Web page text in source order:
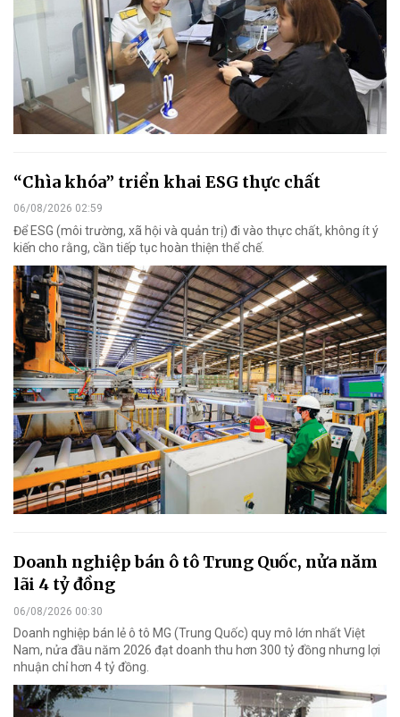
“Chìa khóa” triển khai ESG thực chất
06/08/2026 02:59
Để ESG (môi trường, xã hội và quản trị) đi vào thực chất, không ít ý
kiến cho rằng, cần tiếp tục hoàn thiện thể chế.
Doanh nghiệp bán ô tô Trung Quốc, nửa năm
lãi 4 tỷ đồng
06/08/2026 00:30
Doanh nghiệp bán lẻ ô tô MG (Trung Quốc) quy mô lớn nhất Việt
Nam, nửa đầu năm 2026 đạt doanh thu hơn 300 tỷ đồng nhưng lợi
nhuận chỉ hơn 4 tỷ đồng.